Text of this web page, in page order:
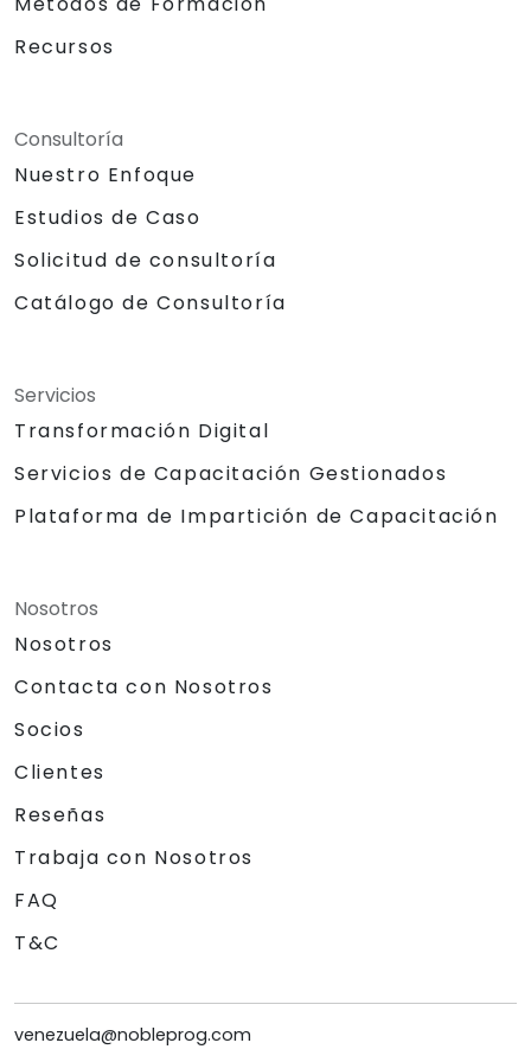
Recursos
Consultoría
Nuestro Enfoque
Estudios de Caso
Solicitud de consultoría
Catálogo de Consultoría
Servicios
Transformación Digital
Servicios de Capacitación Gestionados
Plataforma de Impartición de Capacitación
Nosotros
Nosotros
Contacta con Nosotros
Socios
Clientes
Reseñas
Trabaja con Nosotros
FAQ
T&C
venezuela@nobleprog.com